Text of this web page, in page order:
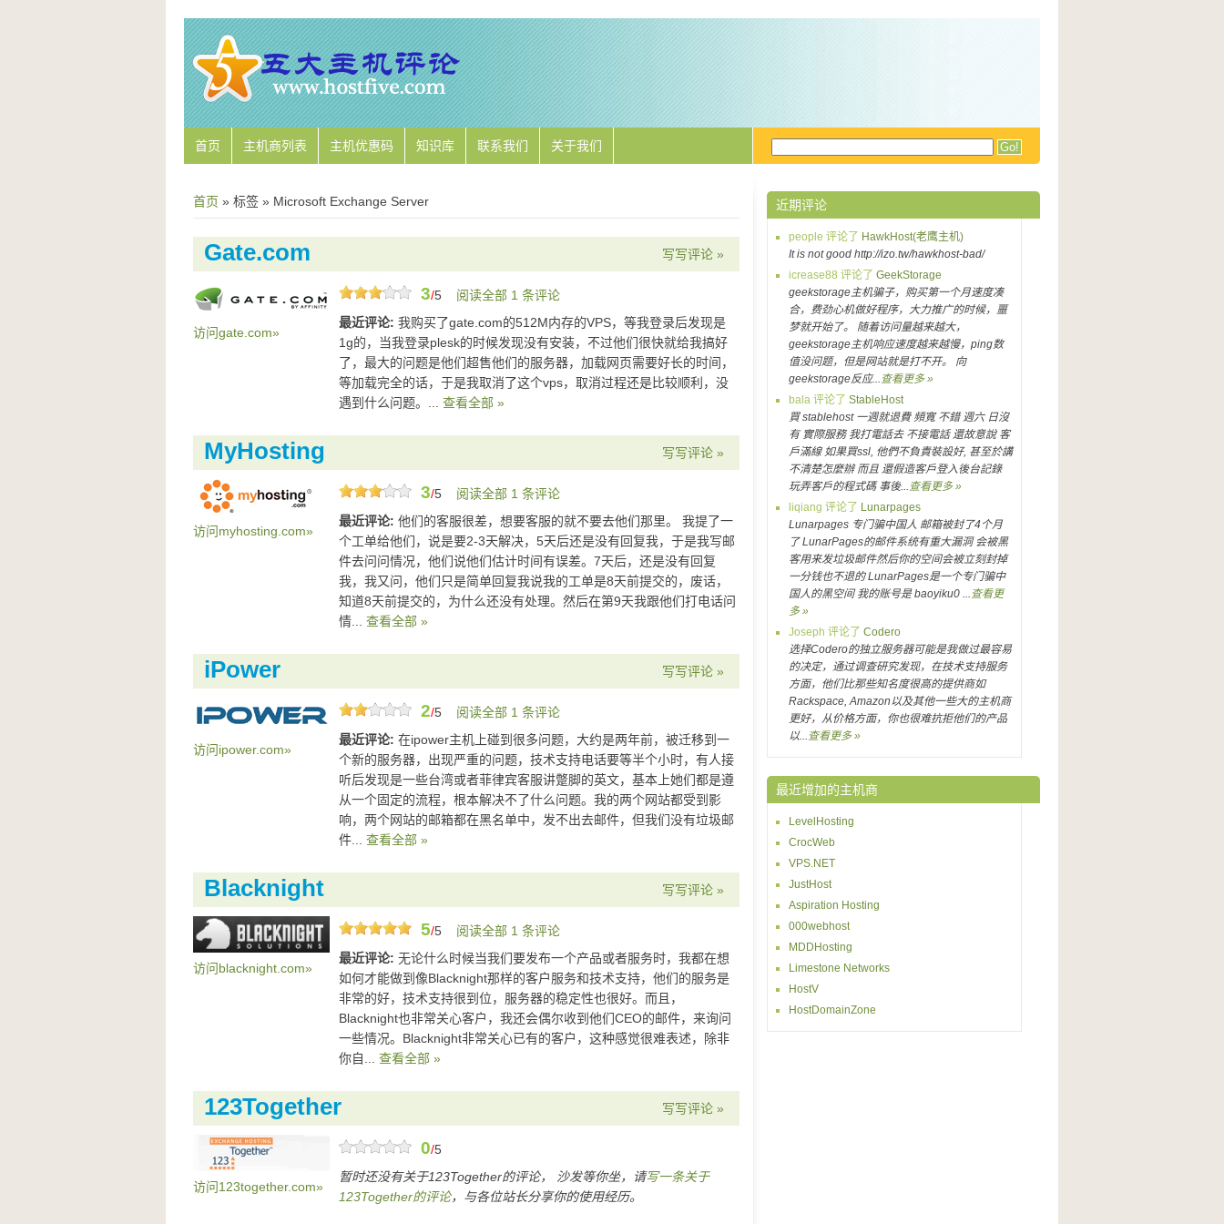
首页 主机商列表 主机优惠码 知识库 联系我们 关于我们
首页 » 标签 » Microsoft Exchange Server
Gate.com 写写评论 »
访问gate.com»
3/5
阅读全部 1 条评论
最近评论: 我购买了gate.com的512M内存的VPS，等我登录后发现是
1g的，当我登录plesk的时候发现没有安装，不过他们很快就给我搞好
了，最大的问题是他们超售他们的服务器，加载网页需要好长的时间，
等加载完全的话，于是我取消了这个vps，取消过程还是比较顺利，没
遇到什么问题。... 查看全部 »
MyHosting 写写评论 »
访问myhosting.com»
3/5
阅读全部 1 条评论
最近评论: 他们的客服很差，想要客服的就不要去他们那里。 我提了一
个工单给他们，说是要2-3天解决，5天后还是没有回复我，于是我写邮
件去问问情况，他们说他们估计时间有误差。7天后，还是没有回复
我，我又问，他们只是简单回复我说我的工单是8天前提交的，废话，
知道8天前提交的，为什么还没有处理。然后在第9天我跟他们打电话问
情... 查看全部 »
iPower 写写评论 »
访问ipower.com»
2/5
阅读全部 1 条评论
最近评论: 在ipower主机上碰到很多问题，大约是两年前，被迁移到一
个新的服务器，出现严重的问题，技术支持电话要等半个小时，有人接
听后发现是一些台湾或者菲律宾客服讲蹩脚的英文，基本上她们都是遵
从一个固定的流程，根本解决不了什么问题。我的两个网站都受到影
响，两个网站的邮箱都在黑名单中，发不出去邮件，但我们没有垃圾邮
件... 查看全部 »
Blacknight 写写评论 »
访问blacknight.com»
5/5
阅读全部 1 条评论
最近评论: 无论什么时候当我们要发布一个产品或者服务时，我都在想
如何才能做到像Blacknight那样的客户服务和技术支持，他们的服务是
非常的好，技术支持很到位，服务器的稳定性也很好。而且，
Blacknight也非常关心客户，我还会偶尔收到他们CEO的邮件，来询问
一些情况。Blacknight非常关心已有的客户，这种感觉很难表述，除非
你自... 查看全部 »
123Together 写写评论 »
访问123together.com»
0/5
暂时还没有关于123Together的评论， 沙发等你坐，请写一条关于
123Together的评论，与各位站长分享你的使用经历。
近期评论
people 评论了 HawkHost(老鹰主机)
It is not good http://izo.tw/hawkhost-bad/
icrease88 评论了 GeekStorage
geekstorage主机骗子，购买第一个月速度凑
合，费劲心机做好程序，大力推广的时候，噩
梦就开始了。 随着访问量越来越大，
geekstorage主机响应速度越来越慢，ping数
值没问题，但是网站就是打不开。 向
geekstorage反应...查看更多 »
bala 评论了 StableHost
買 stablehost 一週就退費 頻寬 不錯 週六 日沒
有 實際服務 我打電話去 不接電話 還故意說 客
戶滿線 如果買ssl, 他們不負責裝設好, 甚至於講
不清楚怎麼辦 而且 還假造客戶登入後台記錄
玩弄客戶的程式碼 事後...查看更多 »
liqiang 评论了 Lunarpages
Lunarpages 专门骗中国人 邮箱被封了4个月
了 LunarPages的邮件系统有重大漏洞 会被黑
客用来发垃圾邮件然后你的空间会被立刻封掉
一分钱也不退的 LunarPages是一个专门骗中
国人的黑空间 我的账号是 baoyiku0 ...查看更
多 »
Joseph 评论了 Codero
选择Codero的独立服务器可能是我做过最容易
的决定，通过调查研究发现，在技术支持服务
方面，他们比那些知名度很高的提供商如
Rackspace, Amazon以及其他一些大的主机商
更好，从价格方面，你也很难抗拒他们的产品
以...查看更多 »
最近增加的主机商
LevelHosting
CrocWeb
VPS.NET
JustHost
Aspiration Hosting
000webhost
MDDHosting
Limestone Networks
HostV
HostDomainZone